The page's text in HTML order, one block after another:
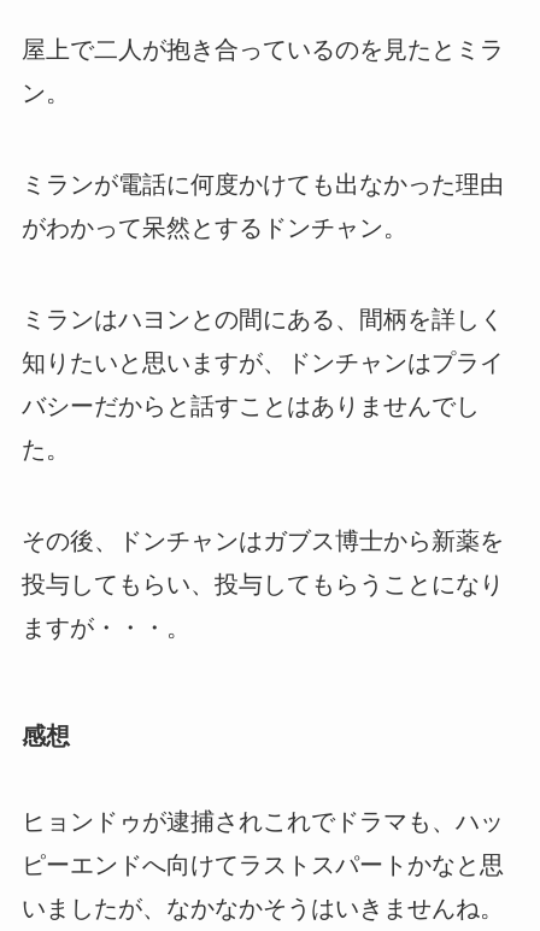
屋上で二人が抱き合っているのを見たとミラ
ン。
ミランが電話に何度かけても出なかった理由
がわかって呆然とするドンチャン。
ミランはハヨンとの間にある、間柄を詳しく
知りたいと思いますが、ドンチャンはプライ
バシーだからと話すことはありませんでし
た。
その後、ドンチャンはガブス博士から新薬を
投与してもらい、投与してもらうことになり
ますが・・・。
感想
ヒョンドゥが逮捕されこれでドラマも、ハッ
ピーエンドへ向けてラストスパートかなと思
いましたが、なかなかそうはいきませんね。